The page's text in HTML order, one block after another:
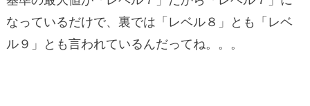
なっているだけで、裏では「レベル８」とも「レベ
ル９」とも言われているんだってね。。。